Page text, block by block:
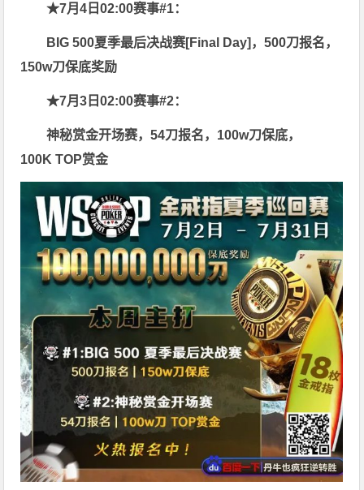
★7月4日02:00赛事#1：
BIG 500夏季最后决战赛[Final Day]，500刀报名，
150w刀保底奖励
★7月3日02:00赛事#2：
神秘赏金开场赛，54刀报名，100w刀保底，
100K TOP赏金